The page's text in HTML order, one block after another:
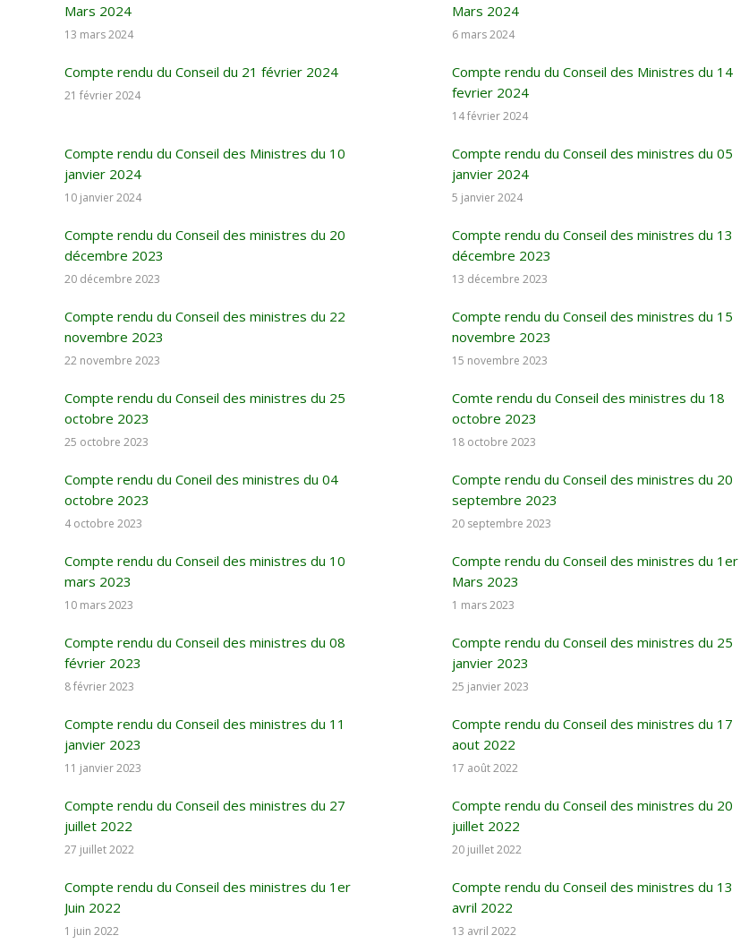
Mars 2024
13 mars 2024
Mars 2024
6 mars 2024
Compte rendu du Conseil du 21 février 2024
21 février 2024
Compte rendu du Conseil des Ministres du 14
fevrier 2024
14 février 2024
Compte rendu du Conseil des Ministres du 10
janvier 2024
10 janvier 2024
Compte rendu du Conseil des ministres du 05
janvier 2024
5 janvier 2024
Compte rendu du Conseil des ministres du 20
décembre 2023
20 décembre 2023
Compte rendu du Conseil des ministres du 13
décembre 2023
13 décembre 2023
Compte rendu du Conseil des ministres du 22
novembre 2023
22 novembre 2023
Compte rendu du Conseil des ministres du 15
novembre 2023
15 novembre 2023
Compte rendu du Conseil des ministres du 25
octobre 2023
25 octobre 2023
Comte rendu du Conseil des ministres du 18
octobre 2023
18 octobre 2023
Compte rendu du Coneil des ministres du 04
octobre 2023
4 octobre 2023
Compte rendu du Conseil des ministres du 20
septembre 2023
20 septembre 2023
Compte rendu du Conseil des ministres du 10
mars 2023
10 mars 2023
Compte rendu du Conseil des ministres du 1er
Mars 2023
1 mars 2023
Compte rendu du Conseil des ministres du 08
février 2023
8 février 2023
Compte rendu du Conseil des ministres du 25
janvier 2023
25 janvier 2023
Compte rendu du Conseil des ministres du 11
janvier 2023
11 janvier 2023
Compte rendu du Conseil des ministres du 17
aout 2022
17 août 2022
Compte rendu du Conseil des ministres du 27
juillet 2022
27 juillet 2022
Compte rendu du Conseil des ministres du 20
juillet 2022
20 juillet 2022
Compte rendu du Conseil des ministres du 1er
Juin 2022
1 juin 2022
Compte rendu du Conseil des ministres du 13
avril 2022
13 avril 2022